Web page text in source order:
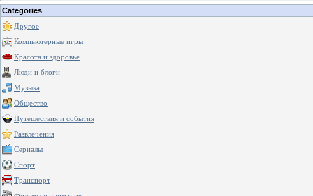
Categories
Другое
Компьютерные игры
Красота и здоровье
Люди и блоги
Музыка
Общество
Путешествия и события
Развлечения
Сериалы
Спорт
Транспорт